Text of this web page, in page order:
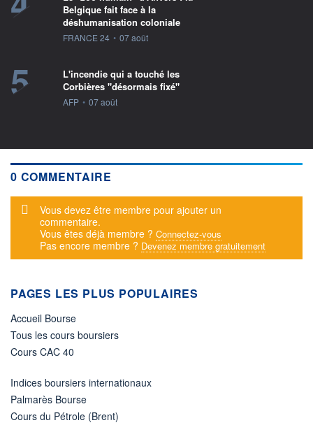
Belgique fait face à la
déshumanisation coloniale
information fournie par
FRANCE 24 • 07 août
5
L'incendie qui a touché les
Corbières "désormais fixé"
information fournie par
AFP • 07 août
0 COMMENTAIRE
Message d'alerte
Vous devez être membre pour ajouter un
commentaire.
Vous êtes déjà membre ? Connectez-vous
Pas encore membre ? Devenez membre gratuitement
PAGES LES PLUS POPULAIRES
Accueil Bourse
Tous les cours boursiers
Cours CAC 40
Indices boursiers internationaux
Palmarès Bourse
Cours du Pétrole (Brent)